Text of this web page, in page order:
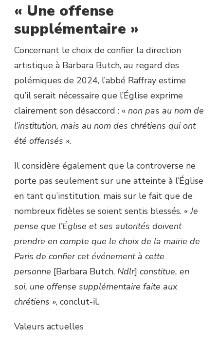
« Une offense
supplémentaire »
Concernant le choix de confier la direction
artistique à Barbara Butch, au regard des
polémiques de 2024, l’abbé Raffray estime
qu’il serait nécessaire que l’Église exprime
clairement son désaccord : « non pas au nom de
l’institution, mais au nom des chrétiens qui ont
été offensés ».
Il considère également que la controverse ne
porte pas seulement sur une atteinte à l’Église
en tant qu’institution, mais sur le fait que de
nombreux fidèles se soient sentis blessés. «Je
pense que l’Église et ses autorités doivent
prendre en compte que le choix de la mairie de
Paris de confier cet événement à cette
personne [Barbara Butch, Ndlr] constitue, en
soi, une offense supplémentaire faite aux
chrétiens », conclut-il.
Valeurs actuelles